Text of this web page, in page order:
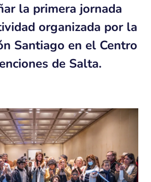
la primera jornada
organizada por la
Santiago en el Centro
de Salta.